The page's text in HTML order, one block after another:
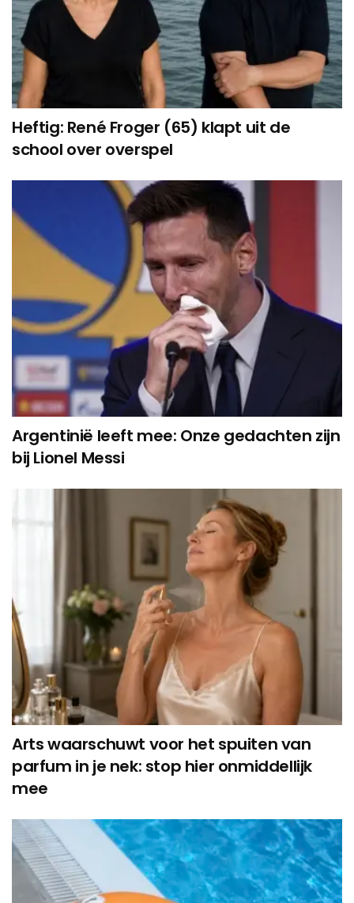
Heftig: René Froger (65) klapt uit de
school over overspel
Argentinië leeft mee: Onze gedachten zijn
bij Lionel Messi
Arts waarschuwt voor het spuiten van
parfum in je nek: stop hier onmiddellijk
mee